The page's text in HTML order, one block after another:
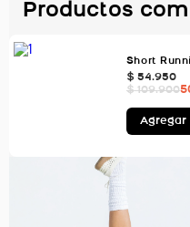
Productos
$ 54.950
$ 109.900
Agregar